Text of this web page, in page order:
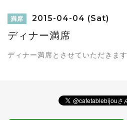
満席 2015-04-04 (Sat)
ディナー満席
ディナー満席とさせていただきます